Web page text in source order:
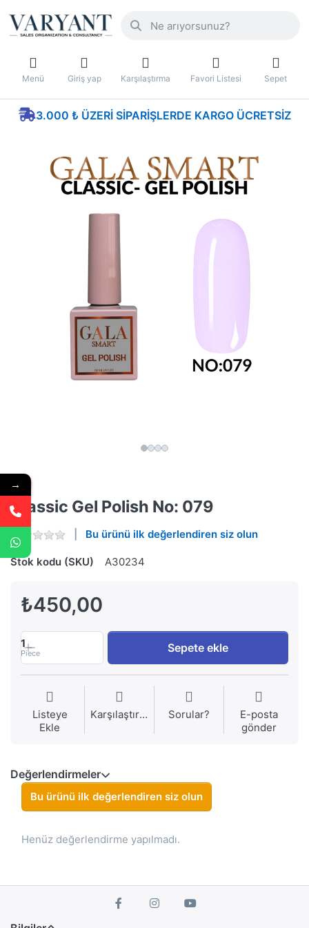
Menü Giriş yap Karşılaştırma Favori Listesi Sepet
3.000 ₺ ÜZERI SIPARIŞLERDE KARGO ÜCRETSIZ
Classic Gel Polish No: 079
Bu ürünü ilk değerlendiren siz olun
Stok kodu (SKU) A30234
₺450,00
1
Piece Sepete ekle
Listeye
Ekle
Karşılaştırma Sorular?
E-posta
gönder
Değerlendirmeler
Bu ürünü ilk değerlendiren siz olun
Henüz değerlendirme yapılmadı.
→